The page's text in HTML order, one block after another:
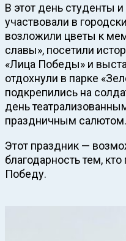
В этот день студенты
участвовали в
возложили цветы к
славы», посетили
«Лица Победы» и
отдохнули в парке
подкрепились на
день
праздничным салютом.
Этот праздник —
благодарность тем,
Победу.